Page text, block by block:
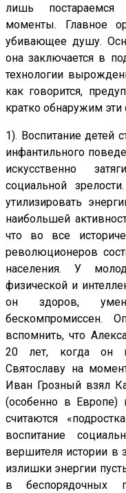
лишь
моменты. Главное
убивающее душу.
она заключается в
технологии
как говорится,
кратко обнаружим
1). Воспитание детей
инфантильного
искусственно
социальной
утилизировать
наибольшей
что во все
революционеров
населения. У
физической и
он здоров,
бескомпромиссен.
вспомнить, что
20 лет, когда он
Святославу на
Иван Грозный взял
(особенно в
считаются
воспитание
вершителя истории в
излишки энергии
в беспорядочных